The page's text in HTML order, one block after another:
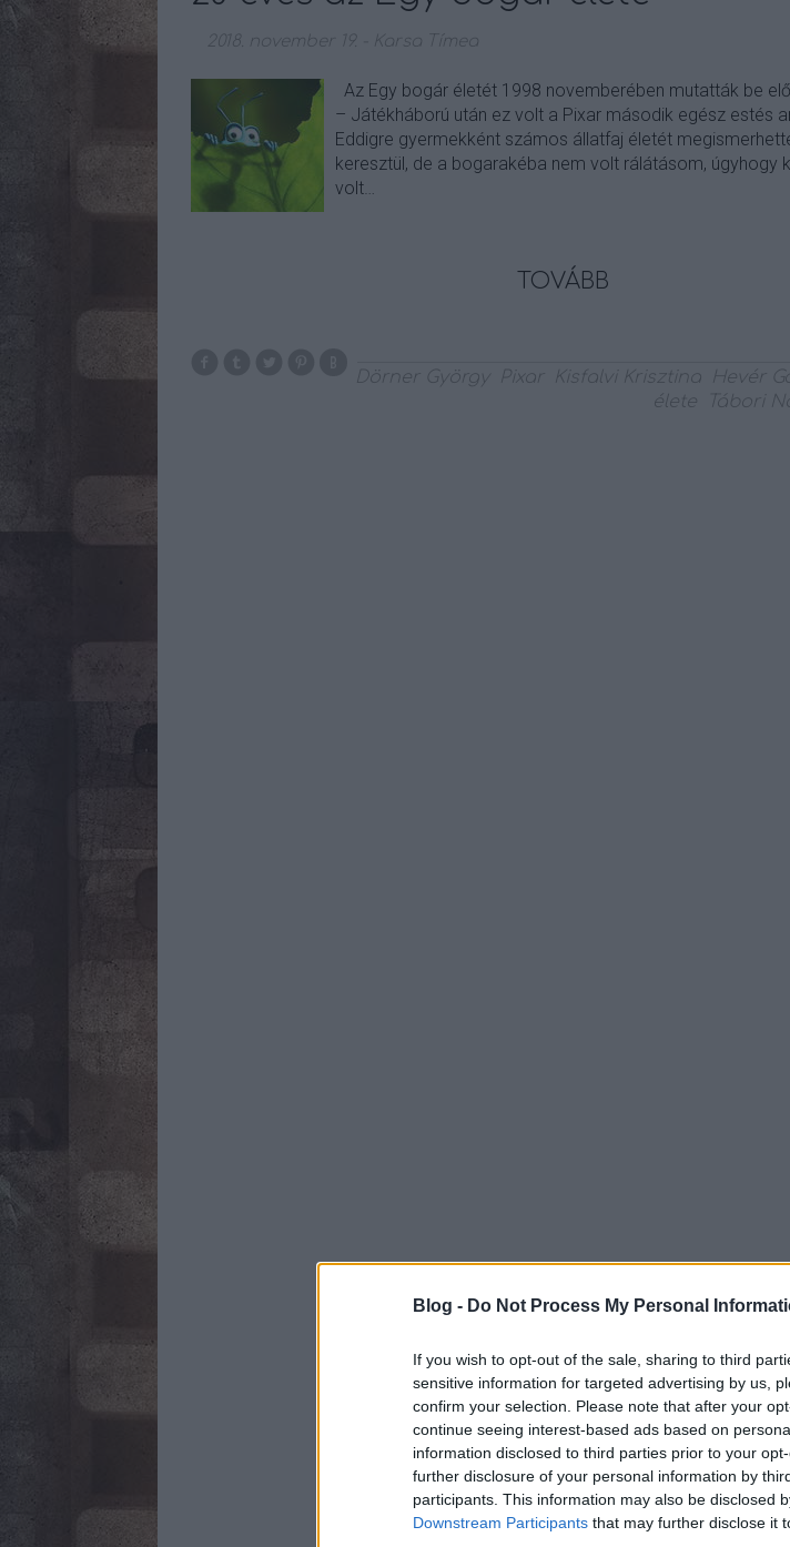
Blog - Do Not Process My Personal
If you wish to opt-out of the sale, sharing to third
sensitive information for targeted advertising by us,
confirm your selection. Please note that after your
continue seeing interest-based ads based on
information disclosed to third parties prior to your
further disclosure of your personal information by
participants. This information may also be disclosed
Downstream Participants that may further disclose it
2018. november 19. Karsa Tímea
Az Egy bogár életét 1998 novemberében mutatták be
– Játékháború után ez volt a Pixar második egész estés
Eddigre gyermekként számos állatfaj életét
keresztül, de a bogarakéba nem volt rálátásom, úgyhogy
volt…
TOVÁBB
Dörner György
Pixar Kisfalvi Krisztina Hevér
élete
Tábori